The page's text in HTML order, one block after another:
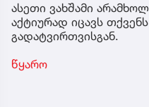
ასეთი ვახშამი
აქტიურად იცავს
გადატვირთვისგან.
წყარო